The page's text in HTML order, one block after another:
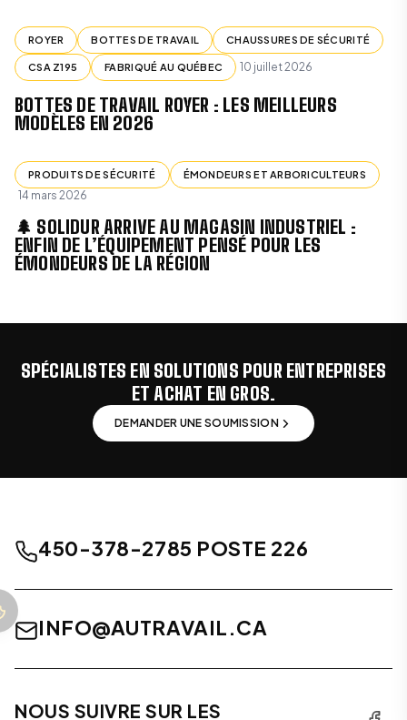
ROYER BOTTES DE TRAVAIL CHAUSSURES DE SÉCURITÉ
CSA Z195 FABRIQUÉ AU QUÉBEC 10 juillet 2026
BOTTES DE TRAVAIL ROYER : LES MEILLEURS
MODÈLES EN 2026
PRODUITS DE SÉCURITÉ ÉMONDEURS ET ARBORICULTEURS
14 mars 2026
🌲 SOLIDUR ARRIVE AU MAGASIN INDUSTRIEL :
ENFIN DE L’ÉQUIPEMENT PENSÉ POUR LES
ÉMONDEURS DE LA RÉGION
SPÉCIALISTES EN SOLUTIONS POUR ENTREPRISES
ET ACHAT EN GROS.
DEMANDER UNE SOUMISSION
450-378-2785 POSTE 226
INFO@AUTRAVAIL.CA
NOUS SUIVRE SUR LES